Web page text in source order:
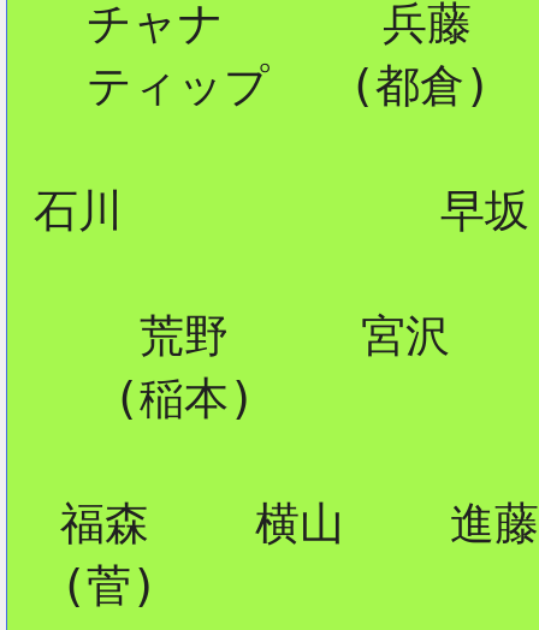
   チャナ      兵藤
   ティップ   (都倉)
石川            早坂
     荒野     宮沢
    (稲本)
  福森    横山    進藤
  (菅)